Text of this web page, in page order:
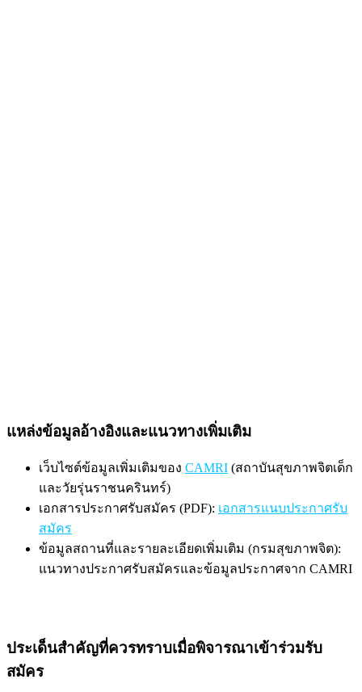
แหล่งข้อมูลอ้างอิงและแนวทางเพิ่มเติม
เว็บไซต์ข้อมูลเพิ่มเติมของ CAMRI (สถาบันสุขภาพจิตเด็ก
และวัยรุ่นราชนครินทร์)
เอกสารประกาศรับสมัคร (PDF): เอกสารแนบประกาศรับ
สมัคร
ข้อมูลสถานที่และรายละเอียดเพิ่มเติม (กรมสุขภาพจิต):
แนวทางประกาศรับสมัครและข้อมูลประกาศจาก CAMRI
ประเด็นสำคัญที่ควรทราบเมื่อพิจารณาเข้าร่วมรับ
สมัคร